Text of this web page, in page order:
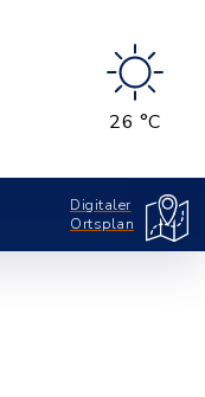
26 °C
Digitaler
Ortsplan